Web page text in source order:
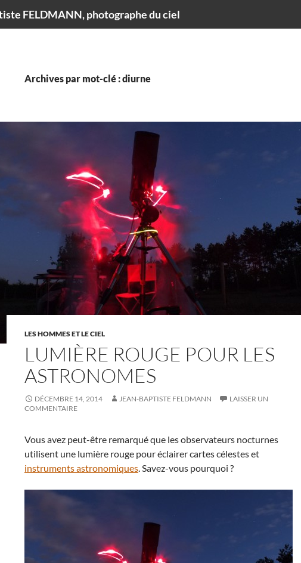
FELDMANN, photographe du ciel
Archives par mot-clé : diurne
LES HOMMES ET LE CIEL
LUMIÈRE ROUGE POUR LES
ASTRONOMES
DÉCEMBRE 14, 2014 JEAN-BAPTISTE FELDMANN
LAISSER UN
COMMENTAIRE
Vous avez peut-être remarqué que les observateurs nocturnes
utilisent une lumière rouge pour éclairer cartes célestes et
instruments astronomiques. Savez-vous pourquoi ?